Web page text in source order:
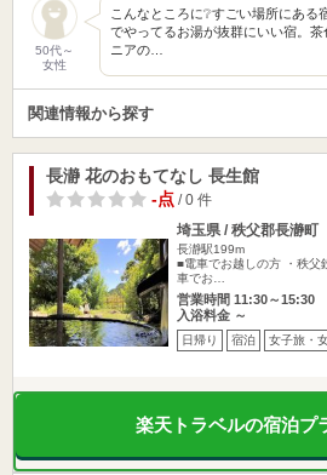
50代～
女性
こんなところに❔すごい場所にあ
でやってるお湯が抜群にいい宿。
ニアの…
関連情報から探す
長瀞 花のおもてなし 長生館
-点/ 0 件
埼玉県 / 秩父郡長瀞町
長瀞駅199m
■電車でお越しの方 ・秩父
車でお…
営業時間 11:30～15:30
入浴料金 ～
日帰り 宿泊 女子旅・
楽天トラベルの宿泊プ